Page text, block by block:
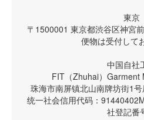
東京
〒1500001 東京都渋谷区神宮
便物は受付して
中国自社
FIT（Zhuhai）Garment
珠海市南屏镇北山南牌坊街1
统一社会信用代码：
社登記番